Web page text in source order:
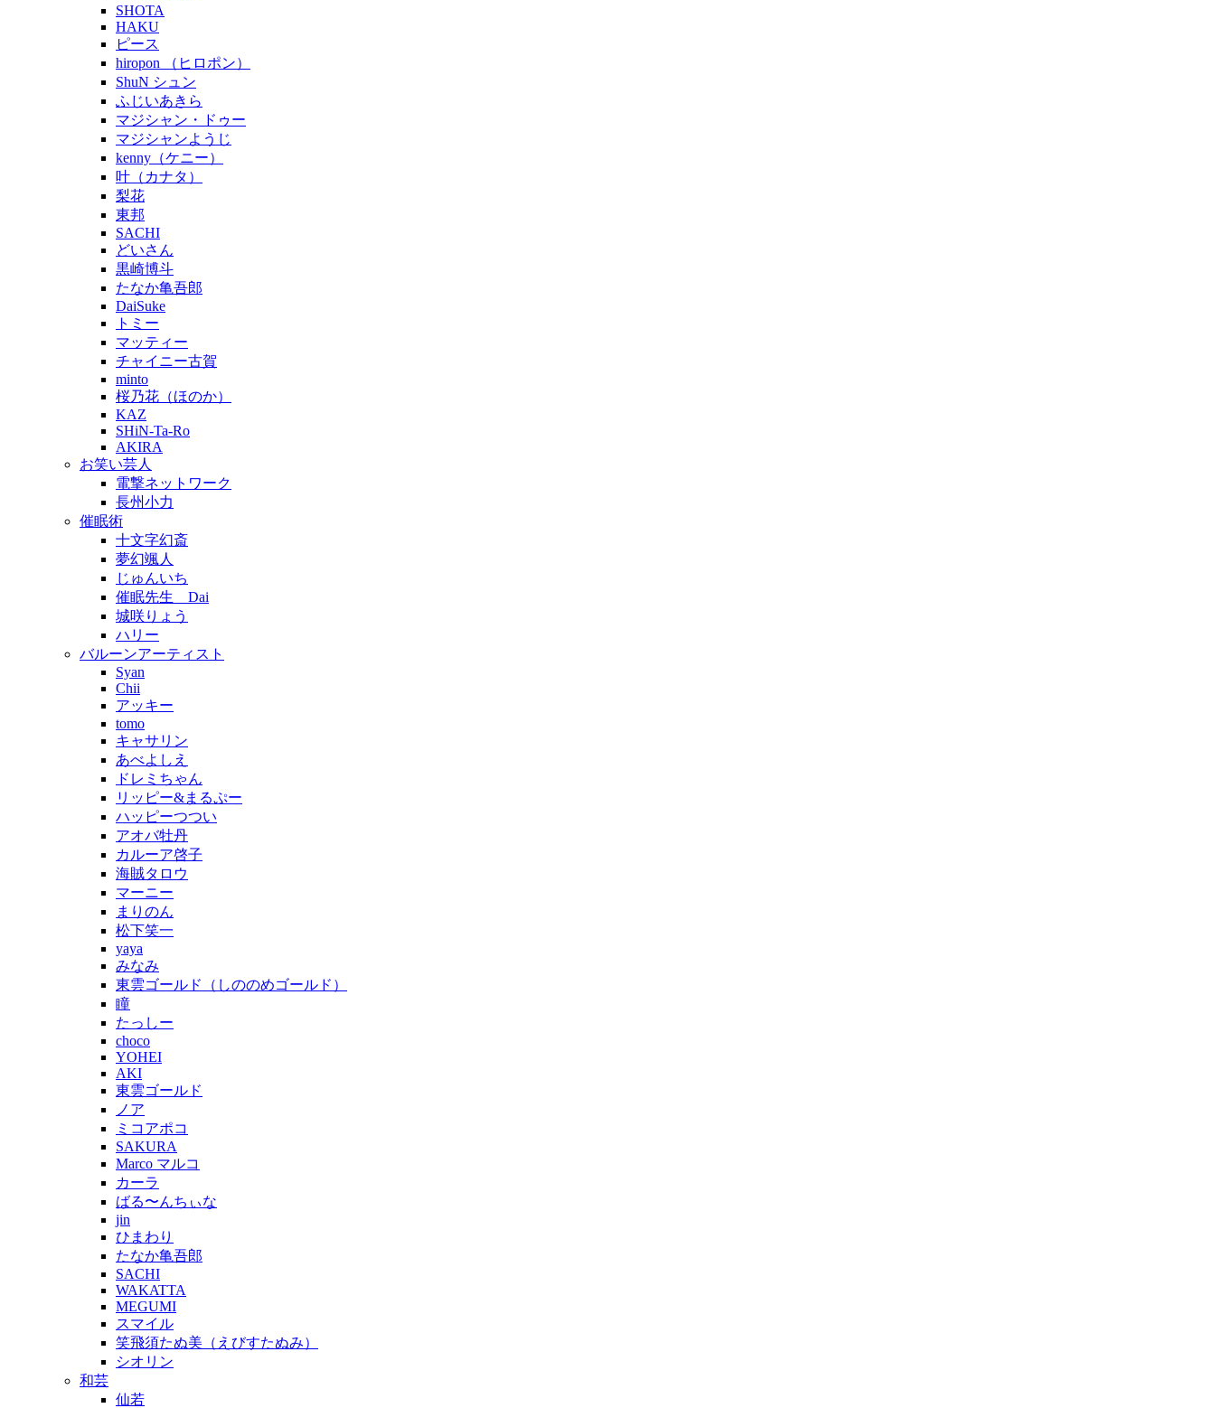
SHOTA
HAKU
ピース
hiropon （ヒロポン）
ShuN シュン
ふじいあきら
マジシャン・ドゥー
マジシャンようじ
kenny（ケニー）
叶（カナタ）
梨花
東邦
SACHI
どいさん
黒崎博斗
たなか亀吾郎
DaiSuke
トミー
マッティー
チャイニー古賀
minto
桜乃花（ほのか）
KAZ
SHiN-Ta-Ro
AKIRA
お笑い芸人
電撃ネットワーク
長州小力
催眠術
十文字幻斎
夢幻颯人
じゅんいち
催眠先生 Dai
城咲りょう
ハリー
バルーンアーティスト
Syan
Chii
アッキー
tomo
キャサリン
あべよしえ
ドレミちゃん
リッピー&まるぷー
ハッピーつつい
アオバ牡丹
カルーア啓子
海賊タロウ
マーニー
まりのん
松下笑一
yaya
みなみ
東雲ゴールド（しののめゴールド）
瞳
たっしー
choco
YOHEI
AKI
東雲ゴールド
ノア
ミコアポコ
SAKURA
Marco マルコ
カーラ
ばる〜んちぃな
jin
ひまわり
たなか亀吾郎
SACHI
WAKATTA
MEGUMI
スマイル
笑飛須たぬ美（えびすたぬみ）
シオリン
和芸
仙若